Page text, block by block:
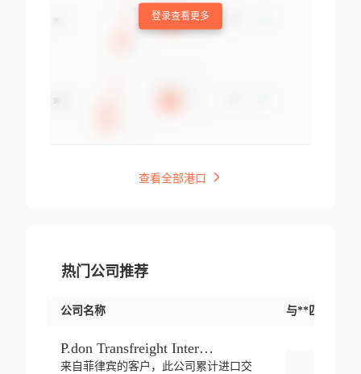
登录查看更多
查看全部港口
热门公司推荐
公司名称 与**匹配交易
P.don Transfreight International
来自菲律宾的客户，此公司累计进口交